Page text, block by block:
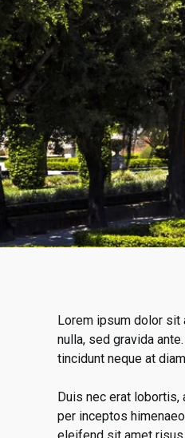
Lorem ipsum dolor sit
nulla, sed gravida
tincidunt neque at
Duis nec erat lobortis,
per inceptos